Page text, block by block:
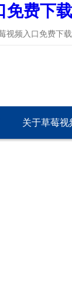
免费下
频入口免费下载
关于草莓视